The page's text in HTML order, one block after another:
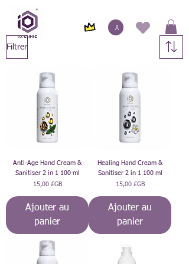
Filtrer
Anti-Age Hand Cream &
Sanitiser 2 in 1 100 ml
Prix
15,00 £GB
Ajouter au
panier
Healing Hand Cream &
Sanitiser 2 in 1 100 ml
Prix
15,00 £GB
Ajouter au
panier